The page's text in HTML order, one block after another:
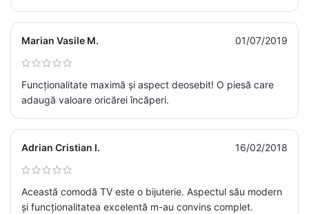
Marian Vasile M. 01/07/2019
Funcționalitate maximă și aspect deosebit! O piesă care
adaugă valoare oricărei încăperi.
Adrian Cristian I. 16/02/2018
Această comodă TV este o bijuterie. Aspectul său modern
și funcționalitatea excelentă m-au convins complet.